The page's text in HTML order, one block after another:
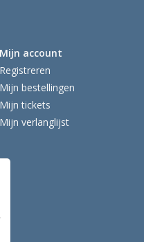
Mijn account
Registreren
Mijn bestellingen
Mijn tickets
Mijn verlanglijst